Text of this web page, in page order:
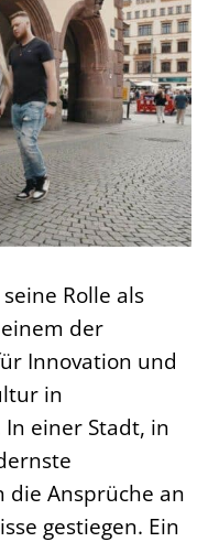
Rolle als
der
Innovation und
in
einer Stadt, in
die Ansprüche an
gestiegen. Ein